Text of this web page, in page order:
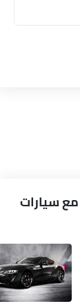
قارن بورش 718 Cayman GTS 4.0 Manual مع سيارات